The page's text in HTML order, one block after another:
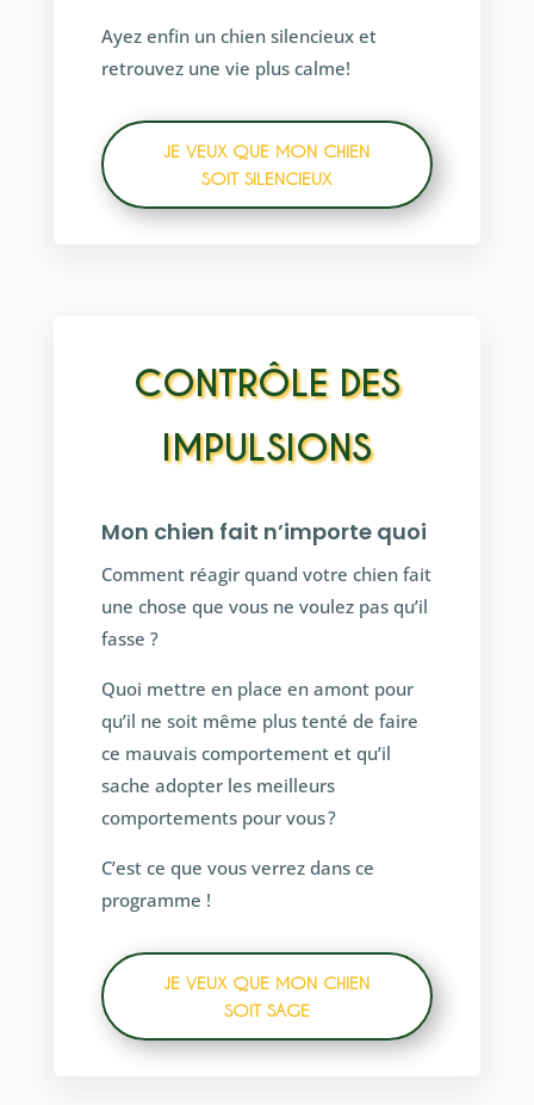
Ayez enfin un chien silencieux et
retrouvez une vie plus calme!
JE VEUX QUE MON CHIEN
SOIT SILENCIEUX
CONTRÔLE DES
IMPULSIONS
Mon chien fait n’importe quoi
Comment réagir quand votre chien fait
une chose que vous ne voulez pas qu’il
fasse ?
Quoi mettre en place en amont pour
qu’il ne soit même plus tenté de faire
ce mauvais comportement et qu’il
sache adopter les meilleurs
comportements pour vous ?
C’est ce que vous verrez dans ce
programme !
JE VEUX QUE MON CHIEN
SOIT SAGE